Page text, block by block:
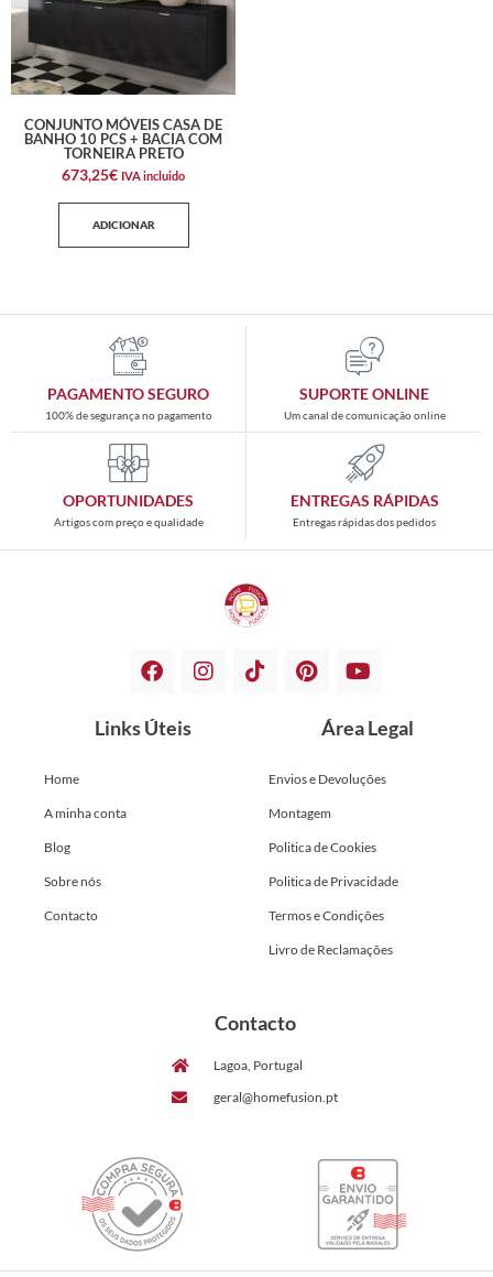
CONJUNTO MÓVEIS CASA DE
BANHO 10 PCS + BACIA COM
TORNEIRA PRETO
673,25€ IVA incluido
ADICIONAR
PAGAMENTO SEGURO
100% de segurança no pagamento
SUPORTE ONLINE
Um canal de comunicação online
OPORTUNIDADES
Artigos com preço e qualidade
ENTREGAS RÁPIDAS
Entregas rápidas dos pedidos
Links Úteis
Home
A minha conta
Blog
Sobre nós
Contacto
Área Legal
Envios e Devoluções
Montagem
Politica de Cookies
Politica de Privacidade
Termos e Condições
Livro de Reclamações
Contacto
Lagoa, Portugal
geral@homefusion.pt